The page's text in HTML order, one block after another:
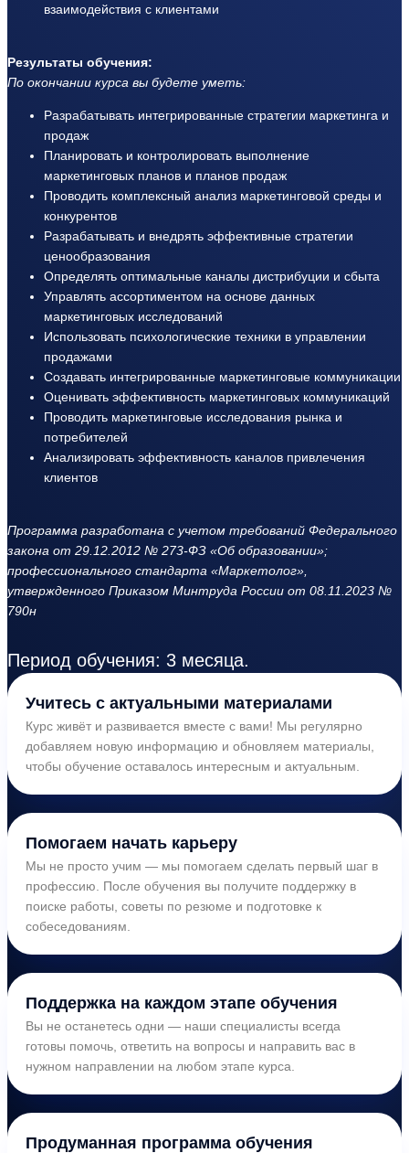
взаимодействия с клиентами
Результаты обучения:
По окончании курса вы будете уметь:
Разрабатывать интегрированные стратегии маркетинга и
продаж
Планировать и контролировать выполнение
маркетинговых планов и планов продаж
Проводить комплексный анализ маркетинговой среды и
конкурентов
Разрабатывать и внедрять эффективные стратегии
ценообразования
Определять оптимальные каналы дистрибуции и сбыта
Управлять ассортиментом на основе данных
маркетинговых исследований
Использовать психологические техники в управлении
продажами
Создавать интегрированные маркетинговые коммуникации
Оценивать эффективность маркетинговых коммуникаций
Проводить маркетинговые исследования рынка и
потребителей
Анализировать эффективность каналов привлечения
клиентов
Программа разработана с учетом требований Федерального
закона от 29.12.2012 № 273-ФЗ «Об образовании»;
профессионального стандарта «Маркетолог»,
утвержденного Приказом Минтруда России от 08.11.2023 №
790н
Период обучения: 3 месяца.
Учитесь с актуальными материалами
Курс живёт и развивается вместе с вами! Мы регулярно
добавляем новую информацию и обновляем материалы,
чтобы обучение оставалось интересным и актуальным.
Помогаем начать карьеру
Мы не просто учим — мы помогаем сделать первый шаг в
профессию. После обучения вы получите поддержку в
поиске работы, советы по резюме и подготовке к
собеседованиям.
Поддержка на каждом этапе обучения
Вы не останетесь одни — наши специалисты всегда
готовы помочь, ответить на вопросы и направить вас в
нужном направлении на любом этапе курса.
Продуманная программа обучения